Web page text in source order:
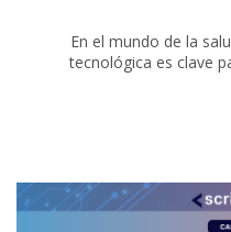
En el mundo de la
tecnológica es clave